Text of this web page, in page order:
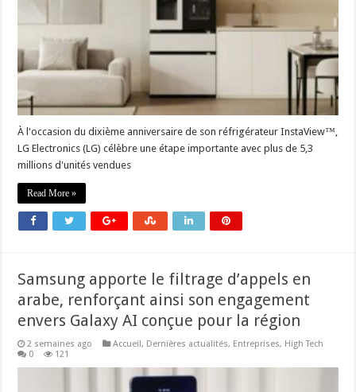
À l'occasion du dixième anniversaire de son réfrigérateur InstaView™,
LG Electronics (LG) célèbre une étape importante avec plus de 5,3
millions d'unités vendues
Read More »
Samsung apporte le filtrage d’appels en
arabe, renforçant ainsi son engagement
envers Galaxy AI conçue pour la région
2 semaines ago Accueil, Dernières actualités, Entreprises, High Tech
0
121